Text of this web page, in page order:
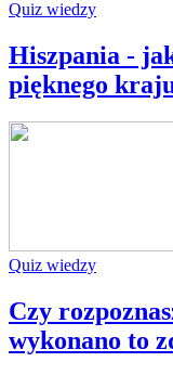
Quiz wiedzy
Hiszpania -
pięknego
Quiz wiedzy
Czy
wykonano to